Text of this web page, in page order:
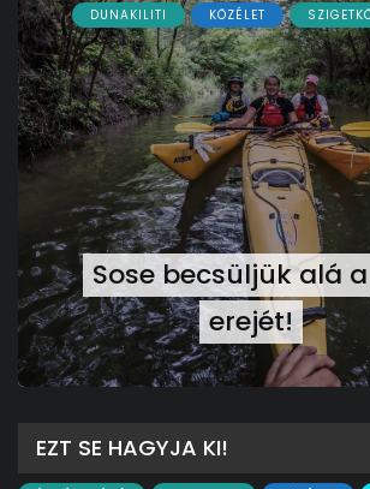
DUNAKILITI KÖZÉLET
Sose becsüljük alá
erejét!
EZT SE HAGYJA KI!